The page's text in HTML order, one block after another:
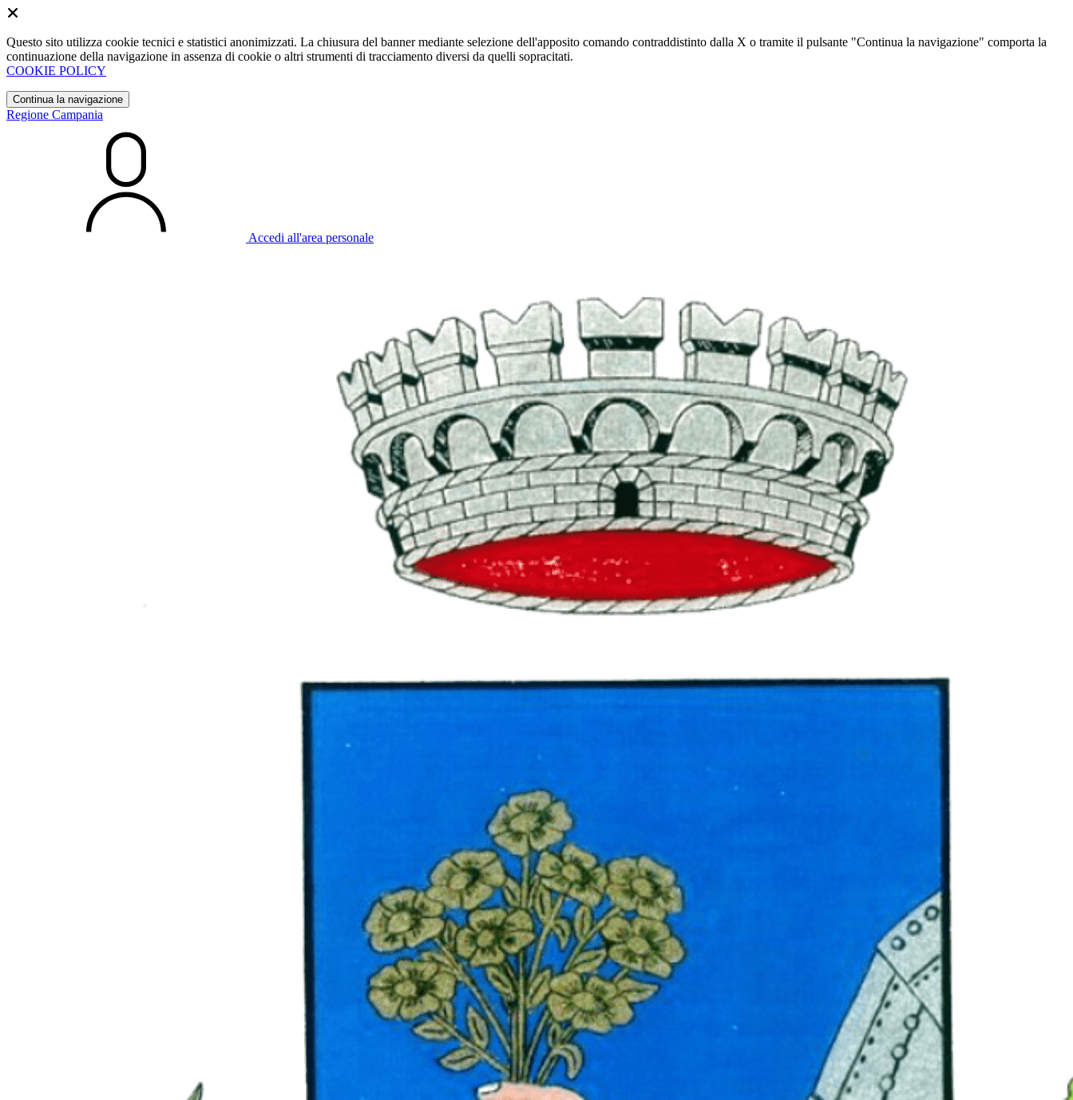
Questo sito utilizza cookie tecnici e statistici anonimizzati. La chiusura del banner mediante selezione dell'apposito comando contraddistinto dalla X o tramite il pulsante "Continua la navigazione" comporta la
continuazione della navigazione in assenza di cookie o altri strumenti di tracciamento diversi da quelli sopracitati.
COOKIE POLICY
Continua la navigazione
Regione Campania
Accedi all'area personale